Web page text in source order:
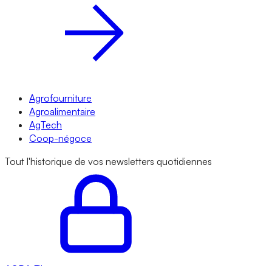
Agrofourniture
Agroalimentaire
AgTech
Coop-négoce
Tout l'historique de vos newsletters quotidiennes